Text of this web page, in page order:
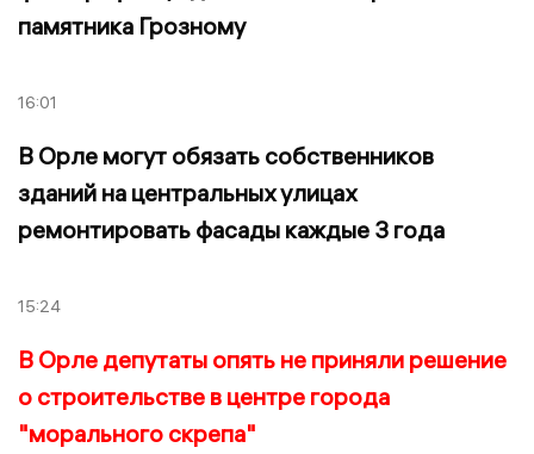
памятника Грозному
16:01
В Орле могут обязать собственников
зданий на центральных улицах
ремонтировать фасады каждые 3 года
15:24
В Орле депутаты опять не приняли решение
о строительстве в центре города
"морального скрепа"